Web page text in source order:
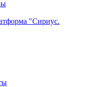
"Сириус.